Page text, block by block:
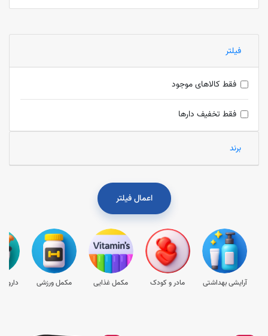
فیلتر
فقط کالاهای موجود
فقط تخفیف دارها
برند
اعمال فیلتر
آرایشی بهداشتی مادر و کودک مکمل غذایی مکمل ورزشی